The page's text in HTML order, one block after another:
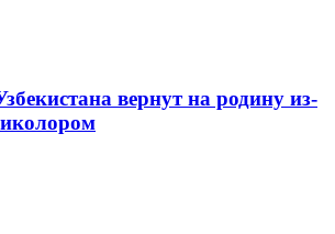
вернут на родину из-